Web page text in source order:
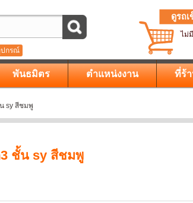
ดูรถ
ไม่
ปกรณ์
พันธมิตร ตำแหน่งงาน ที่ร้
sy สีชมพู
ชั้น sy สีชมพู